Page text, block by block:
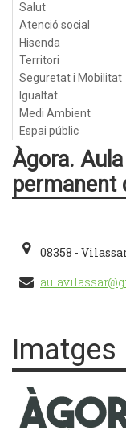
Salut
Atenció social
Hisenda
Territori
Seguretat i Mobilitat
Igualtat
Medi Ambient
Espai públic
Àgora.
permanent
08358 -
Imatges